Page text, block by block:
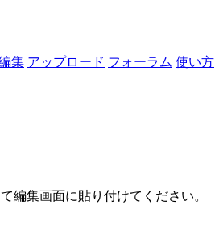
集 アップロード フォーラム 使い方
編集画面に貼り付けてください。